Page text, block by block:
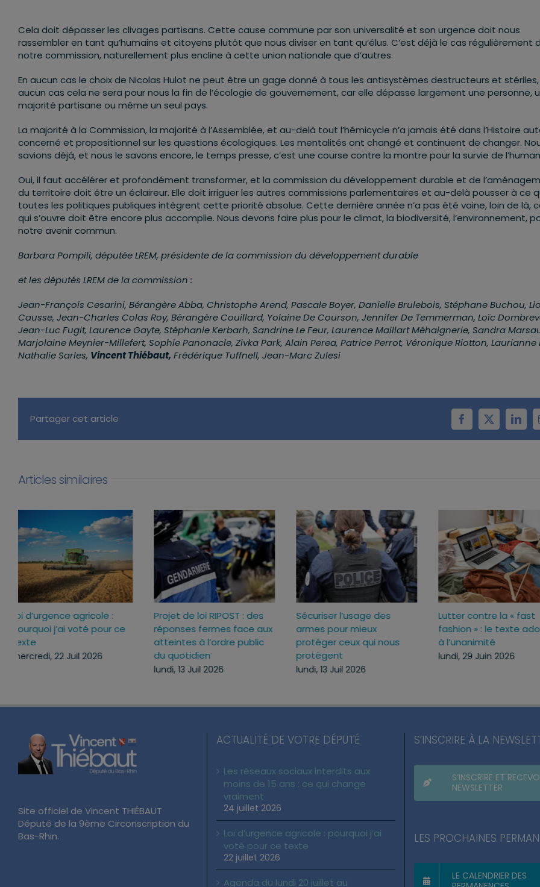
Cela doit dépasser les clivages partisans. Cette cause commune par son universalité et son urgence doit nous
rassembler en tant qu’humains et citoyens plutôt que nous diviser en tant qu’élus. C’est déjà le cas régulièrement
notre commission, naturellement plus encline à cette union nationale que d’autres.
En aucun cas le choix de Nicolas Hulot ne peut être un gage donné à tous les antisystèmes destructeurs et
aucun cas cela ne sera pour nous la fin de l’écologie de gouvernement, car elle dépasse largement une personne,
majorité partisane ou même un seul pays.
La majorité à la Commission, la majorité à l’Assemblée, et au-delà tout l’hémicycle n’a jamais été dans l’Histoire
concerné et propositionnel sur les questions écologiques. Les mentalités ont changé et continuent de changer.
savions déjà, et nous le savons encore, le temps presse, c’est une course contre la montre pour la survie de
Oui, il faut accélérer et profondément transformer, et la commission du développement durable et de
du territoire doit être un éclaireur. Elle doit irriguer les autres commissions parlementaires et au-delà pousser à ce
toutes les politiques publiques intègrent cette priorité absolue. Cette dernière année n’a pas été vaine, loin de là,
qui s’ouvre doit être encore plus accomplie. Nous devons faire plus pour le climat, la biodiversité, l’environnement,
notre avenir commun.
Barbara Pompili, députée LREM, présidente de la commission du développement durable
et les députés LREM de la commission :
Jean-François Cesarini, Bérangère Abba, Christophe Arend, Pascale Boyer, Danielle Brulebois, Stéphane Buchou,
Causse, Jean-Charles Colas Roy, Bérangère Couillard, Yolaine De Courson, Jennifer De Temmerman, Loïc
Jean-Luc Fugit, Laurence Gayte, Stéphanie Kerbarh, Sandrine Le Feur, Laurence Maillart Méhaignerie, Sandra
Marjolaine Meynier-Millefert, Sophie Panonacle, Zivka Park, Alain Perea, Patrice Perrot, Véronique Riotton, Laurianne
Nathalie Sarles, Vincent Thiébaut,Frédérique Tuffnell, Jean-Marc Zulesi
Partager cet article Facebook
X
Articles similaires
Loi d’urgence agricole :
pourquoi j’ai voté pour ce
texte
mercredi, 22 Juil 2026
Projet de loi RIPOST : des
réponses fermes face aux
atteintes à l’ordre public
du quotidien
lundi, 13 Juil 2026
Sécuriser l’usage des
armes pour mieux
protéger ceux qui nous
protègent
lundi, 13 Juil 2026
Lutter contre la «
fashion » : le texte
à l’unanimité
lundi, 29 Juin 2026
Site officiel de Vincent THIÉBAUT
Député de la 9ème Circonscription du
Bas-Rhin.
ACTUALITÉ DE VOTRE DÉPUTÉ
Les réseaux sociaux interdits aux
moins de 15 ans : ce qui change
vraiment
24 juillet 2026
Loi d’urgence agricole : pourquoi j’ai
voté pour ce texte
22 juillet 2026
Agenda du lundi 20 juillet au
S’INSCRIRE À LA
S’INSCRIRE ET
NEWSLETTER
LES PROCHAINES
LE CALENDRIER DES